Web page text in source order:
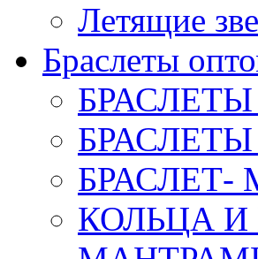
Летящие
Браслеты
КОЛЬЦА